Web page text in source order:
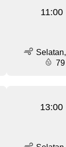
11:00
13:00